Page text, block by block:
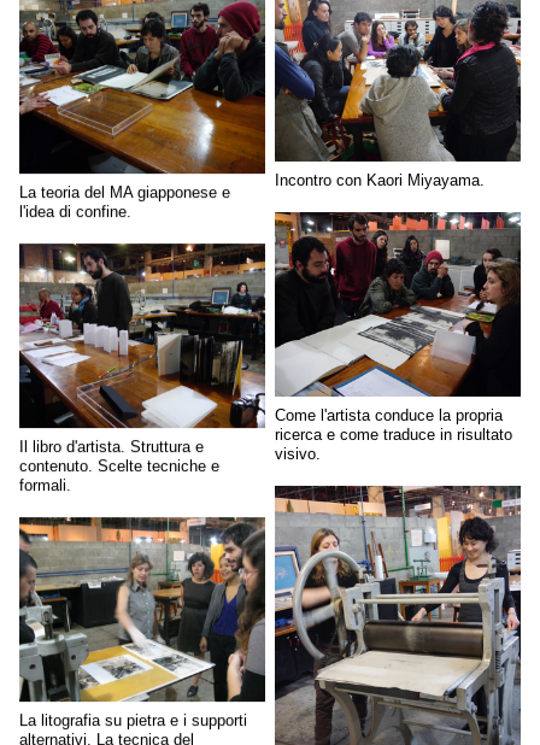
Incontro con Kaori Miyayama.
La teoria del MA giapponese e
l'idea di confine.
Come l'artista conduce la propria
ricerca e come traduce in risultato
visivo.
Il libro d'artista. Struttura e
contenuto. Scelte tecniche e
formali.
La litografia su pietra e i supporti
alternativi. La tecnica del